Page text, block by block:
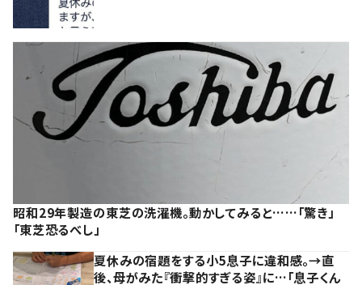
昭和29年製造の東芝の洗濯機。動かしてみると……「驚き」
「東芝恐るべし」
夏休みの宿題をする小5息子に違和感。→直
後、母がみた『衝撃的すぎる姿』に…「息子くん